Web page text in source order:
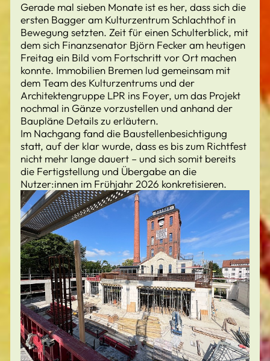
Gerade mal sieben Monate ist es her, dass sich die
ersten Bagger am Kulturzentrum Schlachthof in
Bewegung setzten. Zeit für einen Schulterblick, mit
dem sich Finanzsenator Björn Fecker am heutigen
Freitag ein Bild vom Fortschritt vor Ort machen
konnte. Immobilien Bremen lud gemeinsam mit
dem Team des Kulturzentrums und der
Architektengruppe LPR ins Foyer, um das Projekt
nochmal in Gänze vorzustellen und anhand der
Baupläne Details zu erläutern.
Im Nachgang fand die Baustellenbesichtigung
statt, auf der klar wurde, dass es bis zum Richtfest
nicht mehr lange dauert – und sich somit bereits
die Fertigstellung und Übergabe an die
Nutzer:innen im Frühjahr 2026 konkretisieren.